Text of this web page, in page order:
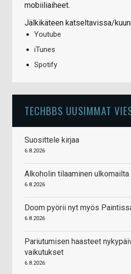
mobiiliaiheet.
Jälkikäteen katseltavissa/
Youtube
iTunes
Spotify
TECHBBS UUSIMMAT
Suosittele kirjaa
6.8.2026
Alkoholin tilaaminen
6.8.2026
Doom pyörii nyt myös
6.8.2026
Pariutumisen haasteet
vaikutukset
6.8.2026